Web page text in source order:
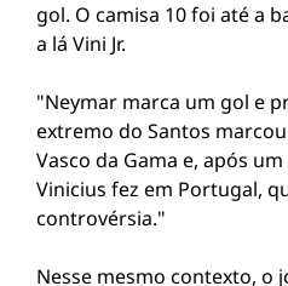
gol. O camisa 10 foi até a
a lá Vini Jr.
"Neymar marca um gol e
extremo do Santos
Vasco da Gama e, após
Vinicius fez em Portugal,
controvérsia."
Nesse mesmo contexto, o